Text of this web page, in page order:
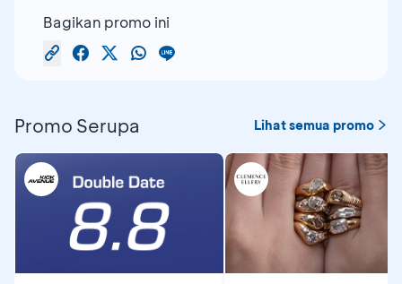
Bagikan promo ini
Promo Serupa Lihat semua promo